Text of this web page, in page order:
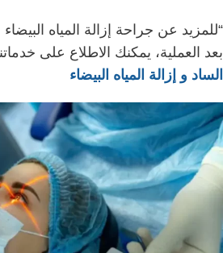
“للمزيد عن جراحة إزالة المياه
بعد العملية، يمكنك الاطلاع على
الساد و إزالة المياه البيضاء